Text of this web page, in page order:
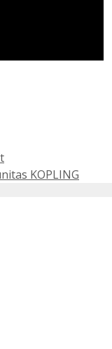
KOPLING